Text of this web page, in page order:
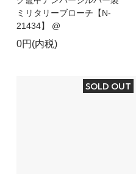
ミリタリーブローチ【N-
21434】 @
0円(内税)
SOLD OUT